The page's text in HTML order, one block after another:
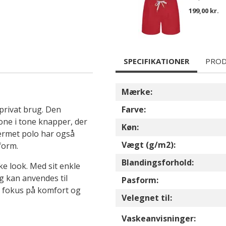
199,00 kr.
brug. Den
i tone knapper, der
polo har også
look. Med sit enkle
kan anvendes til
fokus på komfort og
SPECIFIKATIONER
Mærke:
Farve:
Køn:
Vægt (g/m2):
Blandingsforhold:
Pasform:
Velegnet til:
Vaskeanvisninger: